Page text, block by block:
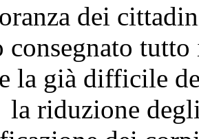
dei
consegnato
la già difficile
riduzione